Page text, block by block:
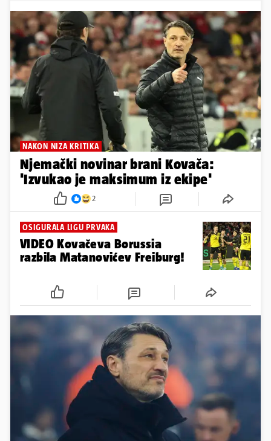
NAKON NIZA KRITIKA
Njemački novinar brani Kovača:
'Izvukao je maksimum iz ekipe'
2
OSIGURALA LIGU PRVAKA
VIDEO Kovačeva Borussia
razbila Matanovićev Freiburg!